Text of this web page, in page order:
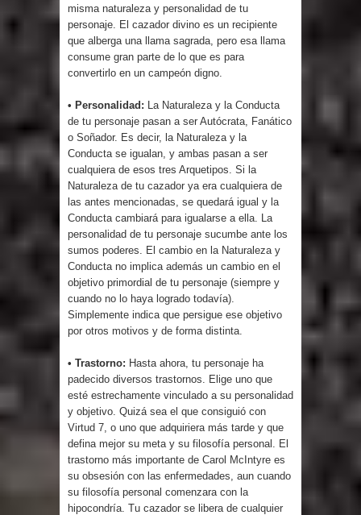
misma naturaleza y personalidad de tu
personaje. El cazador divino es un recipiente
que alberga una llama sagrada, pero esa llama
consume gran parte de lo que es para
convertirlo en un campeón digno.
• Personalidad: La Naturaleza y la Conducta
de tu personaje pasan a ser Autócrata, Fanático
o Soñador. Es decir, la Naturaleza y la
Conducta se igualan, y ambas pasan a ser
cualquiera de esos tres Arquetipos. Si la
Naturaleza de tu cazador ya era cualquiera de
las antes mencionadas, se quedará igual y la
Conducta cambiará para igualarse a ella. La
personalidad de tu personaje sucumbe ante los
sumos poderes. El cambio en la Naturaleza y
Conducta no implica además un cambio en el
objetivo primordial de tu personaje (siempre y
cuando no lo haya logrado todavía).
Simplemente indica que persigue ese objetivo
por otros motivos y de forma distinta.
• Trastorno: Hasta ahora, tu personaje ha
padecido diversos trastornos. Elige uno que
esté estrechamente vinculado a su personalidad
y objetivo. Quizá sea el que consiguió con
Virtud 7, o uno que adquiriera más tarde y que
defina mejor su meta y su filosofía personal. El
trastorno más importante de Carol McIntyre es
su obsesión con las enfermedades, aun cuando
su filosofía personal comenzara con la
hipocondría. Tu cazador se libera de cualquier